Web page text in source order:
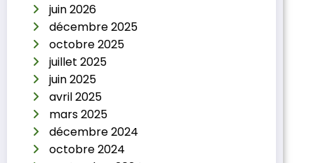
juin 2026
décembre 2025
octobre 2025
juillet 2025
juin 2025
avril 2025
mars 2025
décembre 2024
octobre 2024